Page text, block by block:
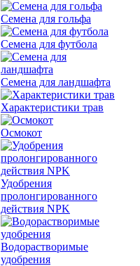
Семена для гольфа
Семена для футбола
Семена для ландшафта
Характеристики трав
Осмокот
Удобрения
пролонгированного
действия NPK
Водорастворимые
удобрения